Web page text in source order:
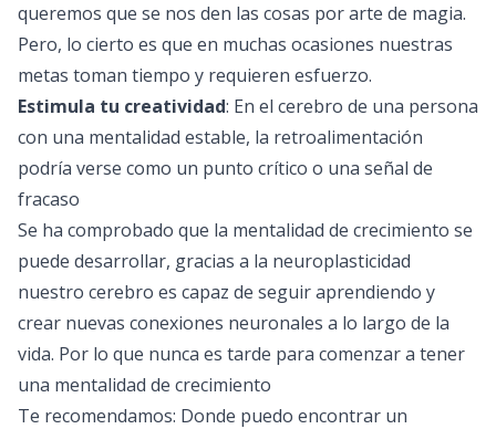
queremos que se nos den las cosas por arte de magia.
Pero, lo cierto es que en muchas ocasiones nuestras
metas toman tiempo y requieren esfuerzo.
Estimula tu creatividad: En el cerebro de una persona
con una mentalidad estable, la retroalimentación
podría verse como un punto crítico o una señal de
fracaso
Se ha comprobado que la mentalidad de crecimiento se
puede desarrollar, gracias a la neuroplasticidad
nuestro cerebro es capaz de seguir aprendiendo y
crear nuevas conexiones neuronales a lo largo de la
vida. Por lo que nunca es tarde para comenzar a tener
una mentalidad de crecimiento
Te recomendamos: Donde puedo encontrar un